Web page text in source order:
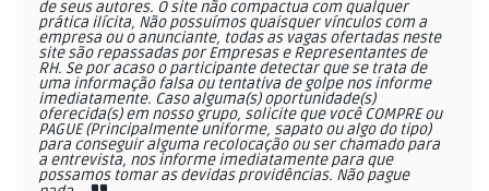
de seus autores. O site não compactua com qualquer
prática ilícita, Não possuímos quaisquer vínculos com a
empresa ou o anunciante, todas as vagas ofertadas neste
site são repassadas por Empresas e Representantes de
RH. Se por acaso o participante detectar que se trata de
uma informação falsa ou tentativa de golpe nos informe
imediatamente. Caso alguma(s) oportunidade(s)
oferecida(s) em nosso grupo, solicite que você COMPRE ou
PAGUE (Principalmente uniforme, sapato ou algo do tipo)
para conseguir alguma recolocação ou ser chamado para
a entrevista, nos informe imediatamente para que
possamos tomar as devidas providências. Não pague